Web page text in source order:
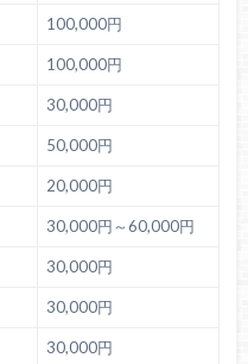
100,000円
100,000円
30,000円
50,000円
20,000円
30,000円～60,000円
30,000円
30,000円
30,000円